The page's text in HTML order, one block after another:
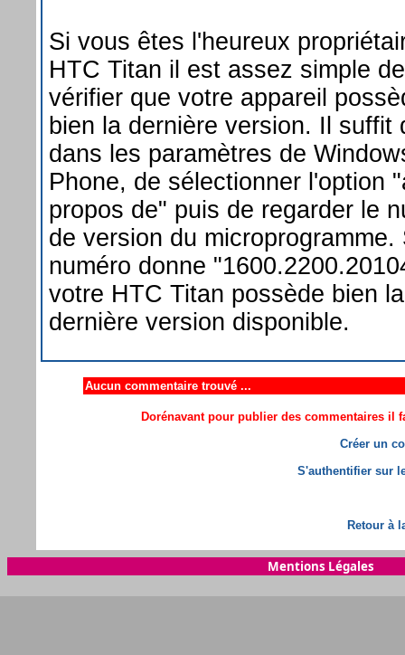
Si vous êtes l'heureux
HTC Titan il est assez simple de
vérifier que votre appareil
bien la dernière version. Il suffit
dans les paramètres de
Phone, de sélectionner l'option
propos de" puis de regarder le
de version du microprogramme.
numéro donne
votre HTC Titan possède bien la
dernière version disponible.
Aucun commentaire trouvé ...
Dorénavant pour publier des commentaires il
Créer un
S'authentifier sur
Retour à
Mentions Légales